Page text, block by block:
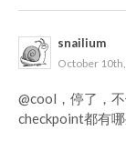
snailium
October
@cool，停了，
checkpoint都有哪